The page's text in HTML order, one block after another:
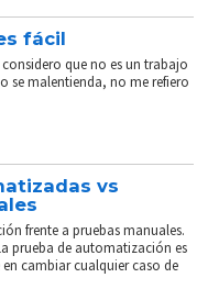
fácil
que no es un trabajo
se malentienda, no me refiero
vs
frente a pruebas manuales.
prueba de automatización es
cambiar cualquier caso de